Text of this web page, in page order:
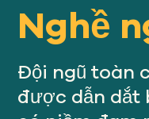
Của chúng tôi
TIẾP CẬN
Nghề
Đội ngũ toàn
được dẫn dắt